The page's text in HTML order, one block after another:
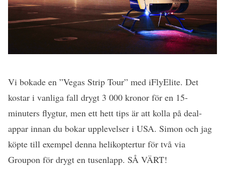
Vi bokade en ”Vegas Strip Tour” med iFlyElite. Det
kostar i vanliga fall drygt 3 000 kronor för en 15-
minuters flygtur, men ett hett tips är att kolla på deal-
appar innan du bokar upplevelser i USA. Simon och jag
köpte till exempel denna helikoptertur för två via
Groupon för drygt en tusenlapp. SÅ VÄRT!